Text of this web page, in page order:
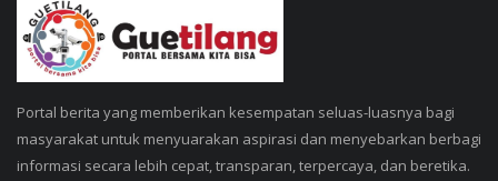
Portal berita yang memberikan kesempatan seluas-luasnya bagi
masyarakat untuk menyuarakan aspirasi dan menyebarkan berbagi
informasi secara lebih cepat, transparan, terpercaya, dan beretika.